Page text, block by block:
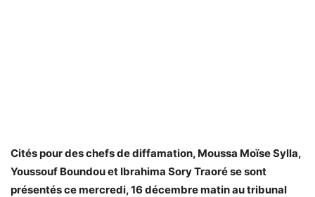
Cités pour des chefs de diffamation, Moussa Moïse Sylla,
Youssouf Boundou et Ibrahima Sory Traoré se sont
présentés ce mercredi, 16 décembre matin au tribunal